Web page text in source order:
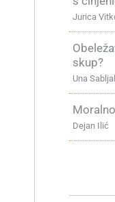
Jurica
skup?
Una
Dejan Ilić